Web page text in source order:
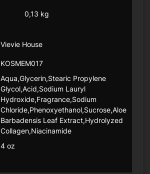
0,13 kg
Vievie House
KOSMEM017
Aqua,Glycerin,Stearic Propylene
Glycol,Acid,Sodium Lauryl
Hydroxide,Fragrance,Sodium
Chloride,Phenoxyethanol,Sucrose,Aloe
Barbadensis Leaf Extract,Hydrolyzed
Collagen,Niacinamide
4 oz